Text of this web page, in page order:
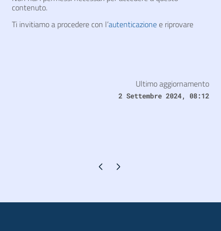
contenuto.
Ti invitiamo a procedere con l’autenticazionee riprovare
Ultimo aggiornamento
2 Settembre 2024, 08:12
Pagina precedente
Pagina successiva